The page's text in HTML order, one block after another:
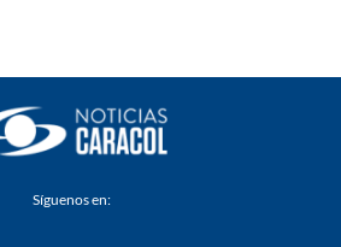
Síguenos en: